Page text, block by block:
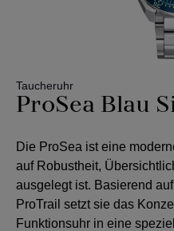
Taucheruhr
ProSea Blau
Die ProSea ist eine
auf Robustheit,
ausgelegt ist. Basierend
ProTrail setzt sie das
Funktionsuhr in eine